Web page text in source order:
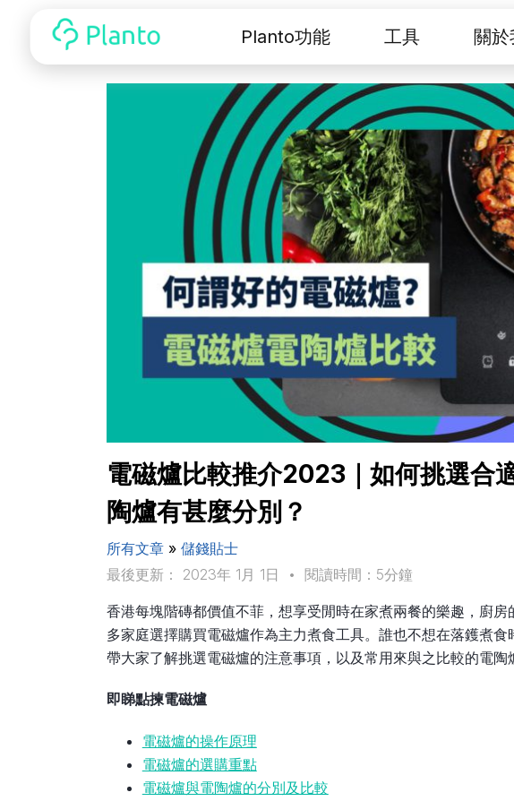
Planto功能 工具 關於
電磁爐比較推介2023｜如何挑選合
陶爐有甚麼分別？
所有文章» 儲錢貼士
最後更新： 2023年 1月 1日
• 閱讀時間：5分鐘
香港每塊階磚都價值不菲，想享受閒時在家煮兩餐的樂趣，廚
多家庭選擇購買電磁爐作為主力煮食工具。誰也不想在落鑊煮
帶大家了解挑選電磁爐的注意事項，以及常用來與之比較的電陶
即睇點揀電磁爐
電磁爐的操作原理
電磁爐的選購重點
電磁爐與電陶爐的分別及比較